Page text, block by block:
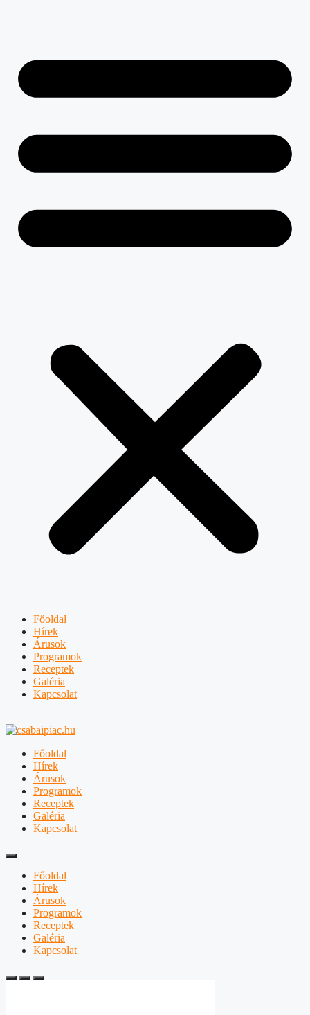
Főoldal
Hírek
Árusok
Programok
Receptek
Galéria
Kapcsolat
Főoldal
Hírek
Árusok
Programok
Receptek
Galéria
Kapcsolat
Főoldal
Hírek
Árusok
Programok
Receptek
Galéria
Kapcsolat